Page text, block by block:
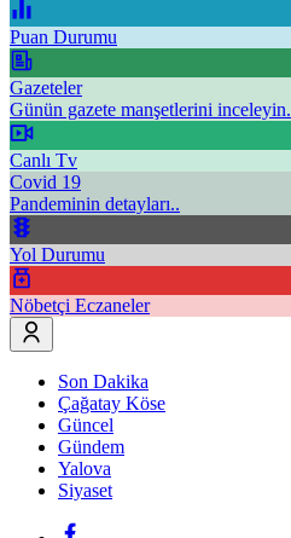
Puan Durumu
Gazeteler
Günün gazete manşetlerini inceleyin.
Canlı Tv
Covid 19
Pandeminin detayları..
Yol Durumu
Nöbetçi Eczaneler
Son Dakika
Çağatay Köse
Güncel
Gündem
Yalova
Siyaset